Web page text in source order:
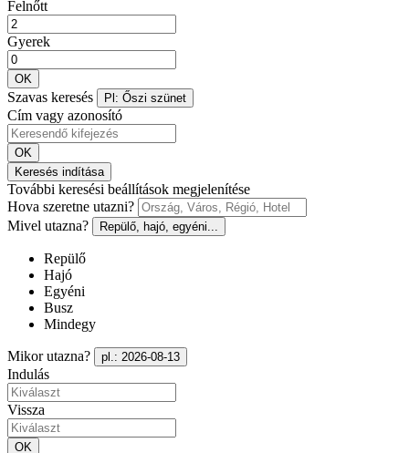
Felnőtt
Gyerek
OK
Szavas keresés Pl: Őszi szünet
Cím vagy azonosító
OK
Keresés indítása
További keresési beállítások megjelenítése
Hova szeretne utazni?
Mivel utazna?
Repülő, hajó, egyéni...
Repülő
Hajó
Egyéni
Busz
Mindegy
Mikor utazna? pl.: 2026-08-13
Indulás
Vissza
OK